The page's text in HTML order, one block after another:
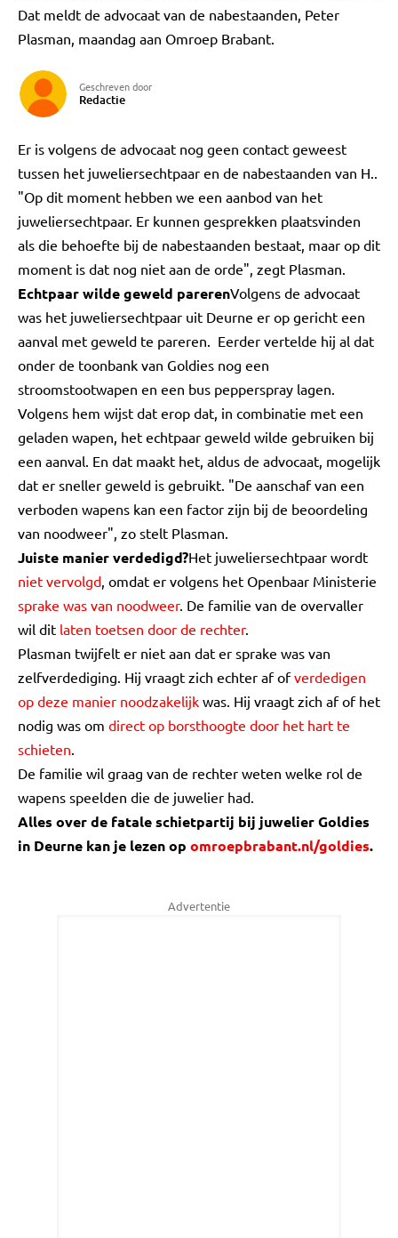
Dat meldt de advocaat van de nabestaanden, Peter
Plasman, maandag aan Omroep Brabant.
Geschreven door
Redactie
Er is volgens de advocaat nog geen contact geweest
tussen het juweliersechtpaar en de nabestaanden van H..
"Op dit moment hebben we een aanbod van het
juweliersechtpaar. Er kunnen gesprekken plaatsvinden
als die behoefte bij de nabestaanden bestaat, maar op dit
moment is dat nog niet aan de orde", zegt Plasman.
Echtpaar wilde geweld parerenVolgens de advocaat
was het juweliersechtpaar uit Deurne er op gericht een
aanval met geweld te pareren. Eerder vertelde hij al dat
onder de toonbank van Goldies nog een
stroomstootwapen en een bus pepperspray lagen.
Volgens hem wijst dat erop dat, in combinatie met een
geladen wapen, het echtpaar geweld wilde gebruiken bij
een aanval. En dat maakt het, aldus de advocaat, mogelijk
dat er sneller geweld is gebruikt. "De aanschaf van een
verboden wapens kan een factor zijn bij de beoordeling
van noodweer", zo stelt Plasman.
Juiste manier verdedigd?Het juweliersechtpaar wordt
niet vervolgd, omdat er volgens het Openbaar Ministerie
sprake was van noodweer. De familie van de overvaller
wil dit laten toetsen door de rechter.
Plasman twijfelt er niet aan dat er sprake was van
zelfverdediging. Hij vraagt zich echter af ofverdedigen
op deze manier noodzakelijk was. Hij vraagt zich af of het
nodig was om direct op borsthoogte door het hart te
schieten.
De familie wil graag van de rechter weten welke rol de
wapens speelden die de juwelier had.
Alles over de fatale schietpartij bij juwelier Goldies
in Deurne kan je lezen op omroepbrabant.nl/goldies.
Advertentie